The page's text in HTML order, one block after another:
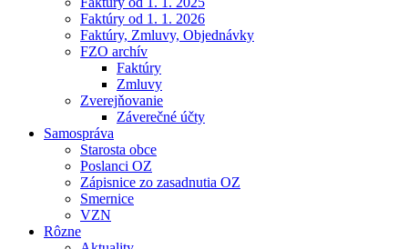
Faktúry od 1. 1. 2026
Faktúry, Zmluvy, Objednávky
FZO archív
Faktúry
Zmluvy
Zverejňovanie
Záverečné účty
Samospráva
Starosta obce
Poslanci OZ
Zápisnice zo zasadnutia OZ
Smernice
VZN
Rôzne